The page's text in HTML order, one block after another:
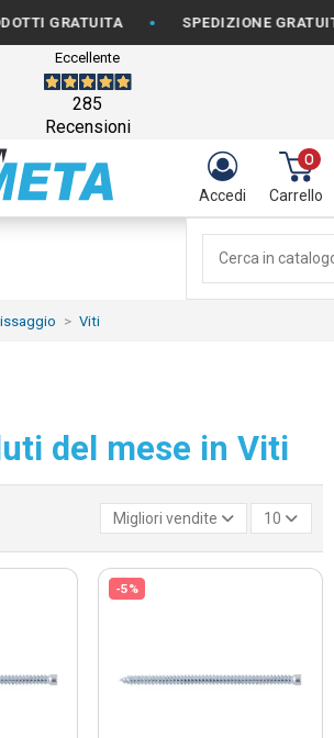
GRATUITA • SPEDIZIONE GRATUITA
Eccellente
285
Recensioni
Accedi
0
Carrello
Viti
del mese in Viti
Migliori vendite 10
-5%